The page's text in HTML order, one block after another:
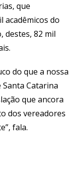
que
acadêmicos do
destes, 82 mil
do que a nossa
Santa Catarina
que ancora
dos vereadores
fala.